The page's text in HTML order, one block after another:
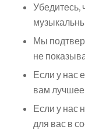
Убедитесь,
Мы
не
Если у нас
вам
Если у нас
для вас в